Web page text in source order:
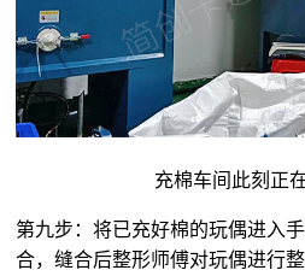
充棉车间此刻正
第九步：将已充好棉的玩偶进入
合，缝合后整形师傅对玩偶进行整